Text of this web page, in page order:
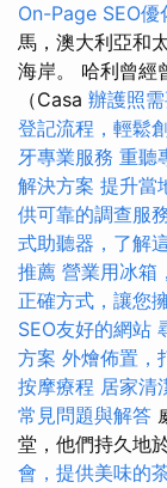
On-Page SEO優
馬，澳大利亞和
海岸。 哈利曾經
（Casa 辦護照
登記流程，輕鬆
牙專業服務 重聽
解決方案 提升當
供可靠的調查服
式助聽器，了解
推薦 營業用冰箱
正確方式，讓您
SEO友好的網站
方案 外燴佈置，
按摩療程 居家清
常見問題與解答
堂，他們持久地
會，提供美味的